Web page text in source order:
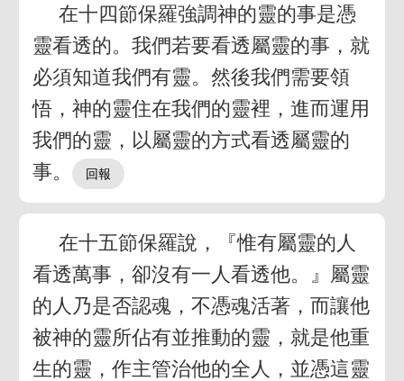
在十四節保羅強調神的靈的事是憑
靈看透的。我們若要看透屬靈的事，就
必須知道我們有靈。然後我們需要領
悟，神的靈住在我們的靈裡，進而運用
我們的靈，以屬靈的方式看透屬靈的
事。
在十五節保羅說，『惟有屬靈的人
看透萬事，卻沒有一人看透他。』屬靈
的人乃是否認魂，不憑魂活著，而讓他
被神的靈所佔有並推動的靈，就是他重
生的靈，作主管治他的全人，並憑這靈